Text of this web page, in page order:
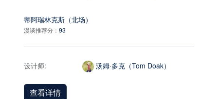
蒂阿瑞林克斯（北场）
漫谈推荐分： 93
设计师: 汤姆·多克（Tom Doak）
查看详情